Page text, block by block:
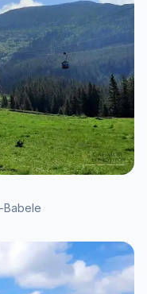
Babele